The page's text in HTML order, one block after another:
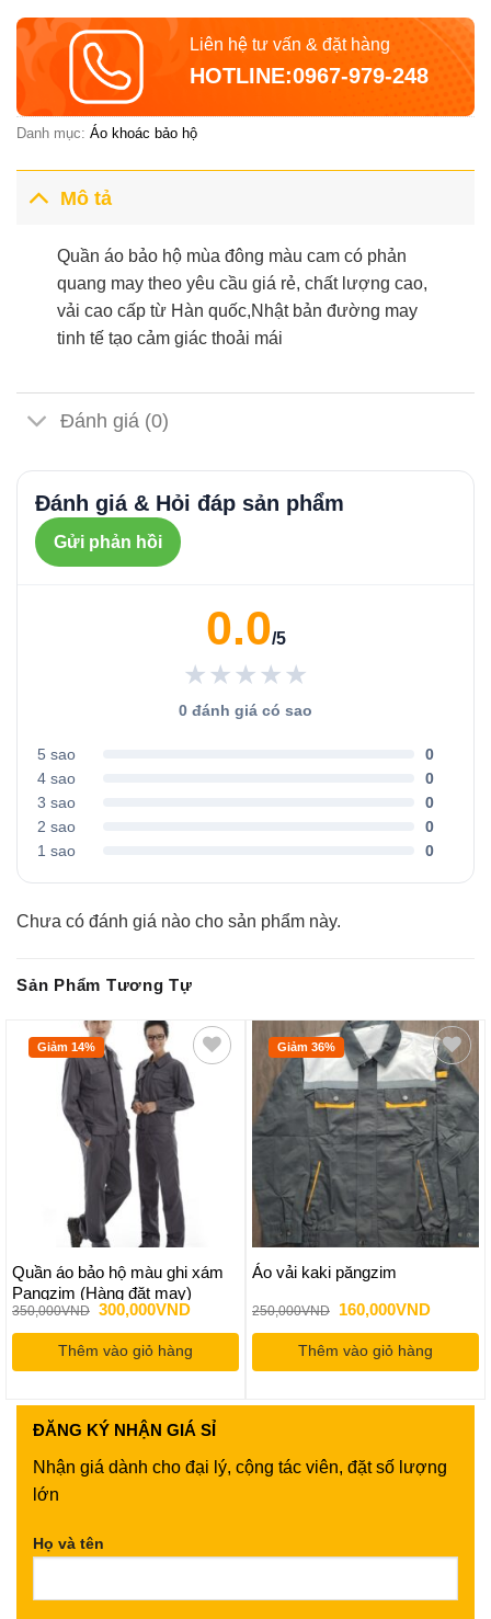
là:
450,000VND.
tại
là:
400,000VND.
Liên hệ tư vấn & đặt hàng
HOTLINE:0967-979-248
Danh mục: Áo khoác bảo hộ
Mô tả
Quần áo bảo hộ mùa đông màu cam có phản
quang may theo yêu cầu giá rẻ, chất lượng cao,
vải cao cấp từ Hàn quốc,Nhật bản đường may
tinh tế tạo cảm giác thoải mái
Đánh giá (0)
Đánh giá & Hỏi đáp sản phẩm
Gửi phản hồi
0.0/5
★★★★★
0 đánh giá có sao
5 sao
0
4 sao
0
3 sao
0
2 sao
0
1 sao
0
Chưa có đánh giá nào cho sản phẩm này.
Sản Phẩm Tương Tự
Giảm 14%
Quần áo bảo hộ màu ghi xám
Pangzim (Hàng đặt may)
350,000VND Giá
là:
350,000VND.
300,000VNDGiá
tại
là:
300,000VND.
Thêm vào giỏ hàng
Giảm 36%
Áo vải kaki păngzim
250,000VND
Giá
là:
250,000VND.
160,000VNDGiá
tại
là:
Thêm vào giỏ hàng
ĐĂNG KÝ NHẬN GIÁ SỈ
Nhận giá dành cho đại lý, cộng tác viên, đặt số lượng
lớn
Họ và tên